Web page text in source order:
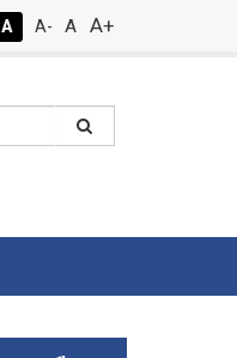
A A- A A+